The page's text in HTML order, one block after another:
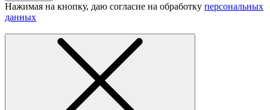
Нажимая на кнопку, даю согласие на обработку персональных
данных